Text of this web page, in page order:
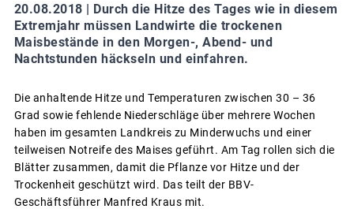
20.08.2018 | Durch die Hitze des Tages wie in diesem
Extremjahr müssen Landwirte die trockenen
Maisbestände in den Morgen-, Abend- und
Nachtstunden häckseln und einfahren.
Die anhaltende Hitze und Temperaturen zwischen 30 – 36
Grad sowie fehlende Niederschläge über mehrere Wochen
haben im gesamten Landkreis zu Minderwuchs und einer
teilweisen Notreife des Maises geführt. Am Tag rollen sich die
Blätter zusammen, damit die Pflanze vor Hitze und der
Trockenheit geschützt wird. Das teilt der BBV-
Geschäftsführer Manfred Kraus mit.